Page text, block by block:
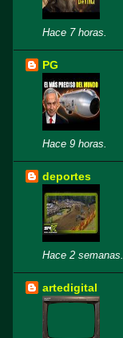
Hace 7 horas.
PG
Hace 9 horas.
deportes
Hace 2 semanas.
artedigital